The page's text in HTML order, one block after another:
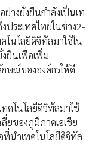
างยั่งยืนกำลังเป็นเท
ประเทศไทยในช่วง2-
นโลยีดิจิทัลมาใช้ใน
ยืนเพื่อเพิ่ม
ษณ์ขององค์กรให้ดี
คโนโลยีดิจิทัลมาใช้
ยของภูมิภาคเอเชีย
ที่นำเทคโนโลยีดิจิทัล